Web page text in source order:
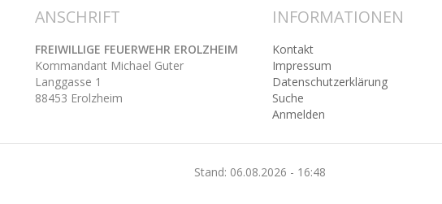
ANSCHRIFT
FREIWILLIGE FEUERWEHR EROLZHEIM
Kommandant Michael Guter
Langgasse 1
88453 Erolzheim
INFORMATIONEN
Kontakt
Impressum
Datenschutzerklärung
Suche
Anmelden
Stand: 06.08.2026 - 16:48